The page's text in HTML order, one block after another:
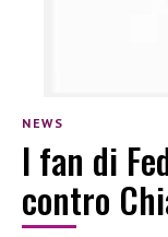
NEWS
I fan di
contro